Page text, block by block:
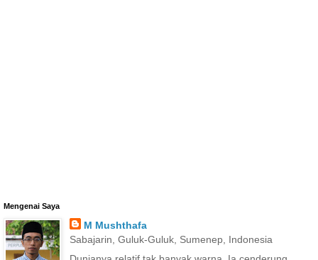
Mengenai Saya
M Mushthafa
Sabajarin, Guluk-Guluk, Sumenep, Indonesia